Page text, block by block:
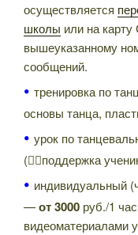
осуществляется
школы или на
вышеуказанному
сообщений.
• тренировка по
основы танца,
• урок по
(👍🏻поддержка
• индивидуальный
—от3000 руб./1
видеоматериалами